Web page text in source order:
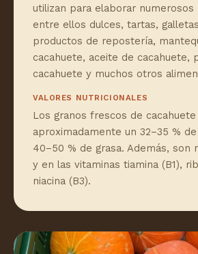
utilizan para elaborar numerosos
entre ellos dulces, tartas,
productos de repostería,
cacahuete, aceite de cacahuete,
cacahuete y muchos otros
VALORES NUTRICIONALES
Los granos frescos de
aproximadamente un 32–35 %
40–50 % de grasa. Además, son
y en las vitaminas tiamina (B1),
niacina (B3).